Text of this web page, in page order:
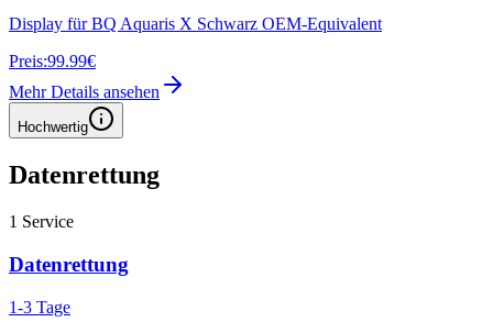
Display für BQ Aquaris X Schwarz OEM-Equivalent
Preis:99.99€
Mehr Details ansehen
Hochwertig
Datenrettung
1 Service
Datenrettung
1-3 Tage